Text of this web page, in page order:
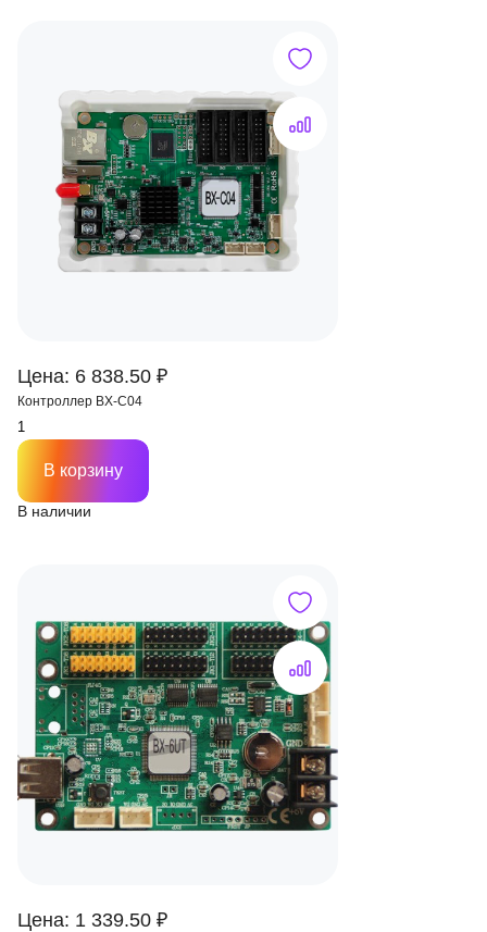
Цена: 6 838.50 ₽
Контроллер BX-C04
В наличии
В корзину
Цена: 1 339.50 ₽